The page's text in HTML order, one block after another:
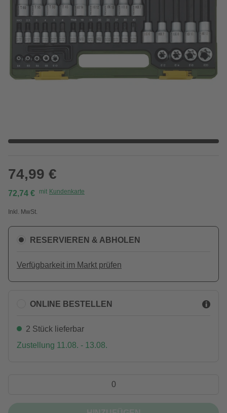
74,99 €
72,74 € mit Kundenkarte
Inkl. MwSt.
RESERVIEREN & ABHOLEN
Verfügbarkeit im Markt prüfen
ONLINE BESTELLEN
2 Stück lieferbar
Zustellung 11.08. - 13.08.